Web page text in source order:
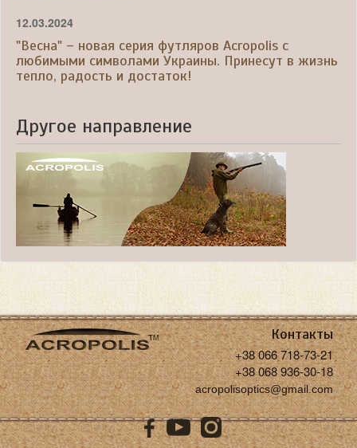
12.03.2024
"Весна" – новая серия футляров Acropolis с
любимыми символами Украины. Принесут в жизнь
тепло, радость и достаток!
Другое направление
Контакты
+38 066 718-73-21
+38 068 936-30-18
acropolisoptics@gmail.com